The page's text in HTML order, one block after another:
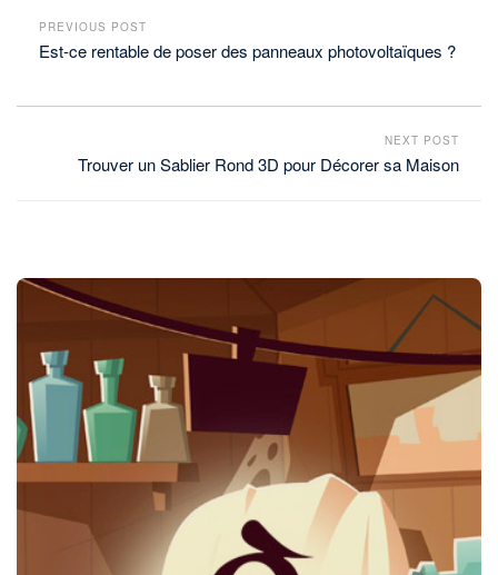
PREVIOUS POST
Est-ce rentable de poser des panneaux photovoltaïques ?
NEXT POST
Trouver un Sablier Rond 3D pour Décorer sa Maison